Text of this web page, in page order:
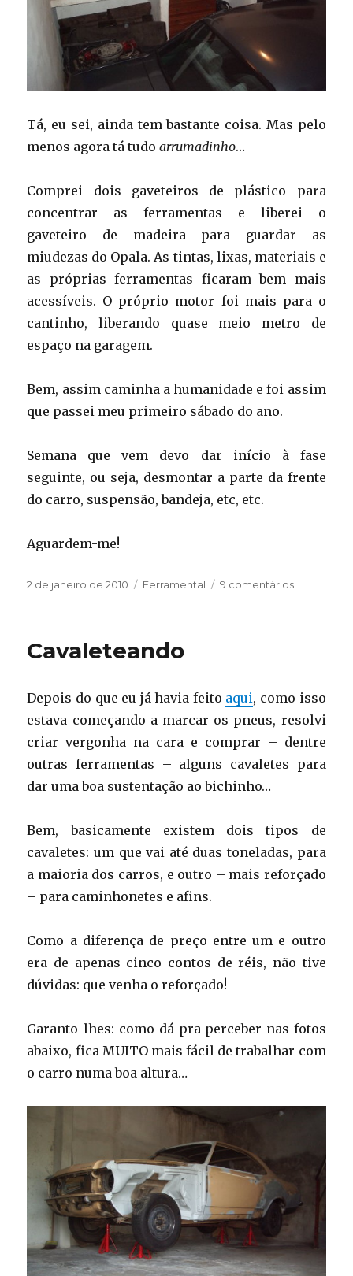
Tá, eu sei, ainda tem bastante coisa. Mas pelo
menos agora tá tudoarrumadinho…
Comprei dois gaveteiros de plástico para
concentrar as ferramentas e liberei o
gaveteiro de madeira para guardar as
miudezas do Opala. As tintas, lixas, materiais e
as próprias ferramentas ficaram bem mais
acessíveis. O próprio motor foi mais para o
cantinho, liberando quase meio metro de
espaço na garagem.
Bem, assim caminha a humanidade e foi assim
que passei meu primeiro sábado do ano.
Semana que vem devo dar início à fase
seguinte, ou seja, desmontar a parte da frente
do carro, suspensão, bandeja, etc, etc.
Aguardem-me!
Publicado
2 de janeiro de 2010 Categorias
Ferramental 9 comentáriosem
Cavaleteando
Depois do que eu já havia feito aqui, como isso
estava começando a marcar os pneus, resolvi
criar vergonha na cara e comprar – dentre
outras ferramentas – alguns cavaletes para
dar uma boa sustentação ao bichinho…
Bem, basicamente existem dois tipos de
cavaletes: um que vai até duas toneladas, para
a maioria dos carros, e outro – mais reforçado
– para caminhonetes e afins.
Como a diferença de preço entre um e outro
era de apenas cinco contos de réis, não tive
dúvidas: que venha o reforçado!
Garanto-lhes: como dá pra perceber nas fotos
abaixo, fica MUITO mais fácil de trabalhar com
o carro numa boa altura…